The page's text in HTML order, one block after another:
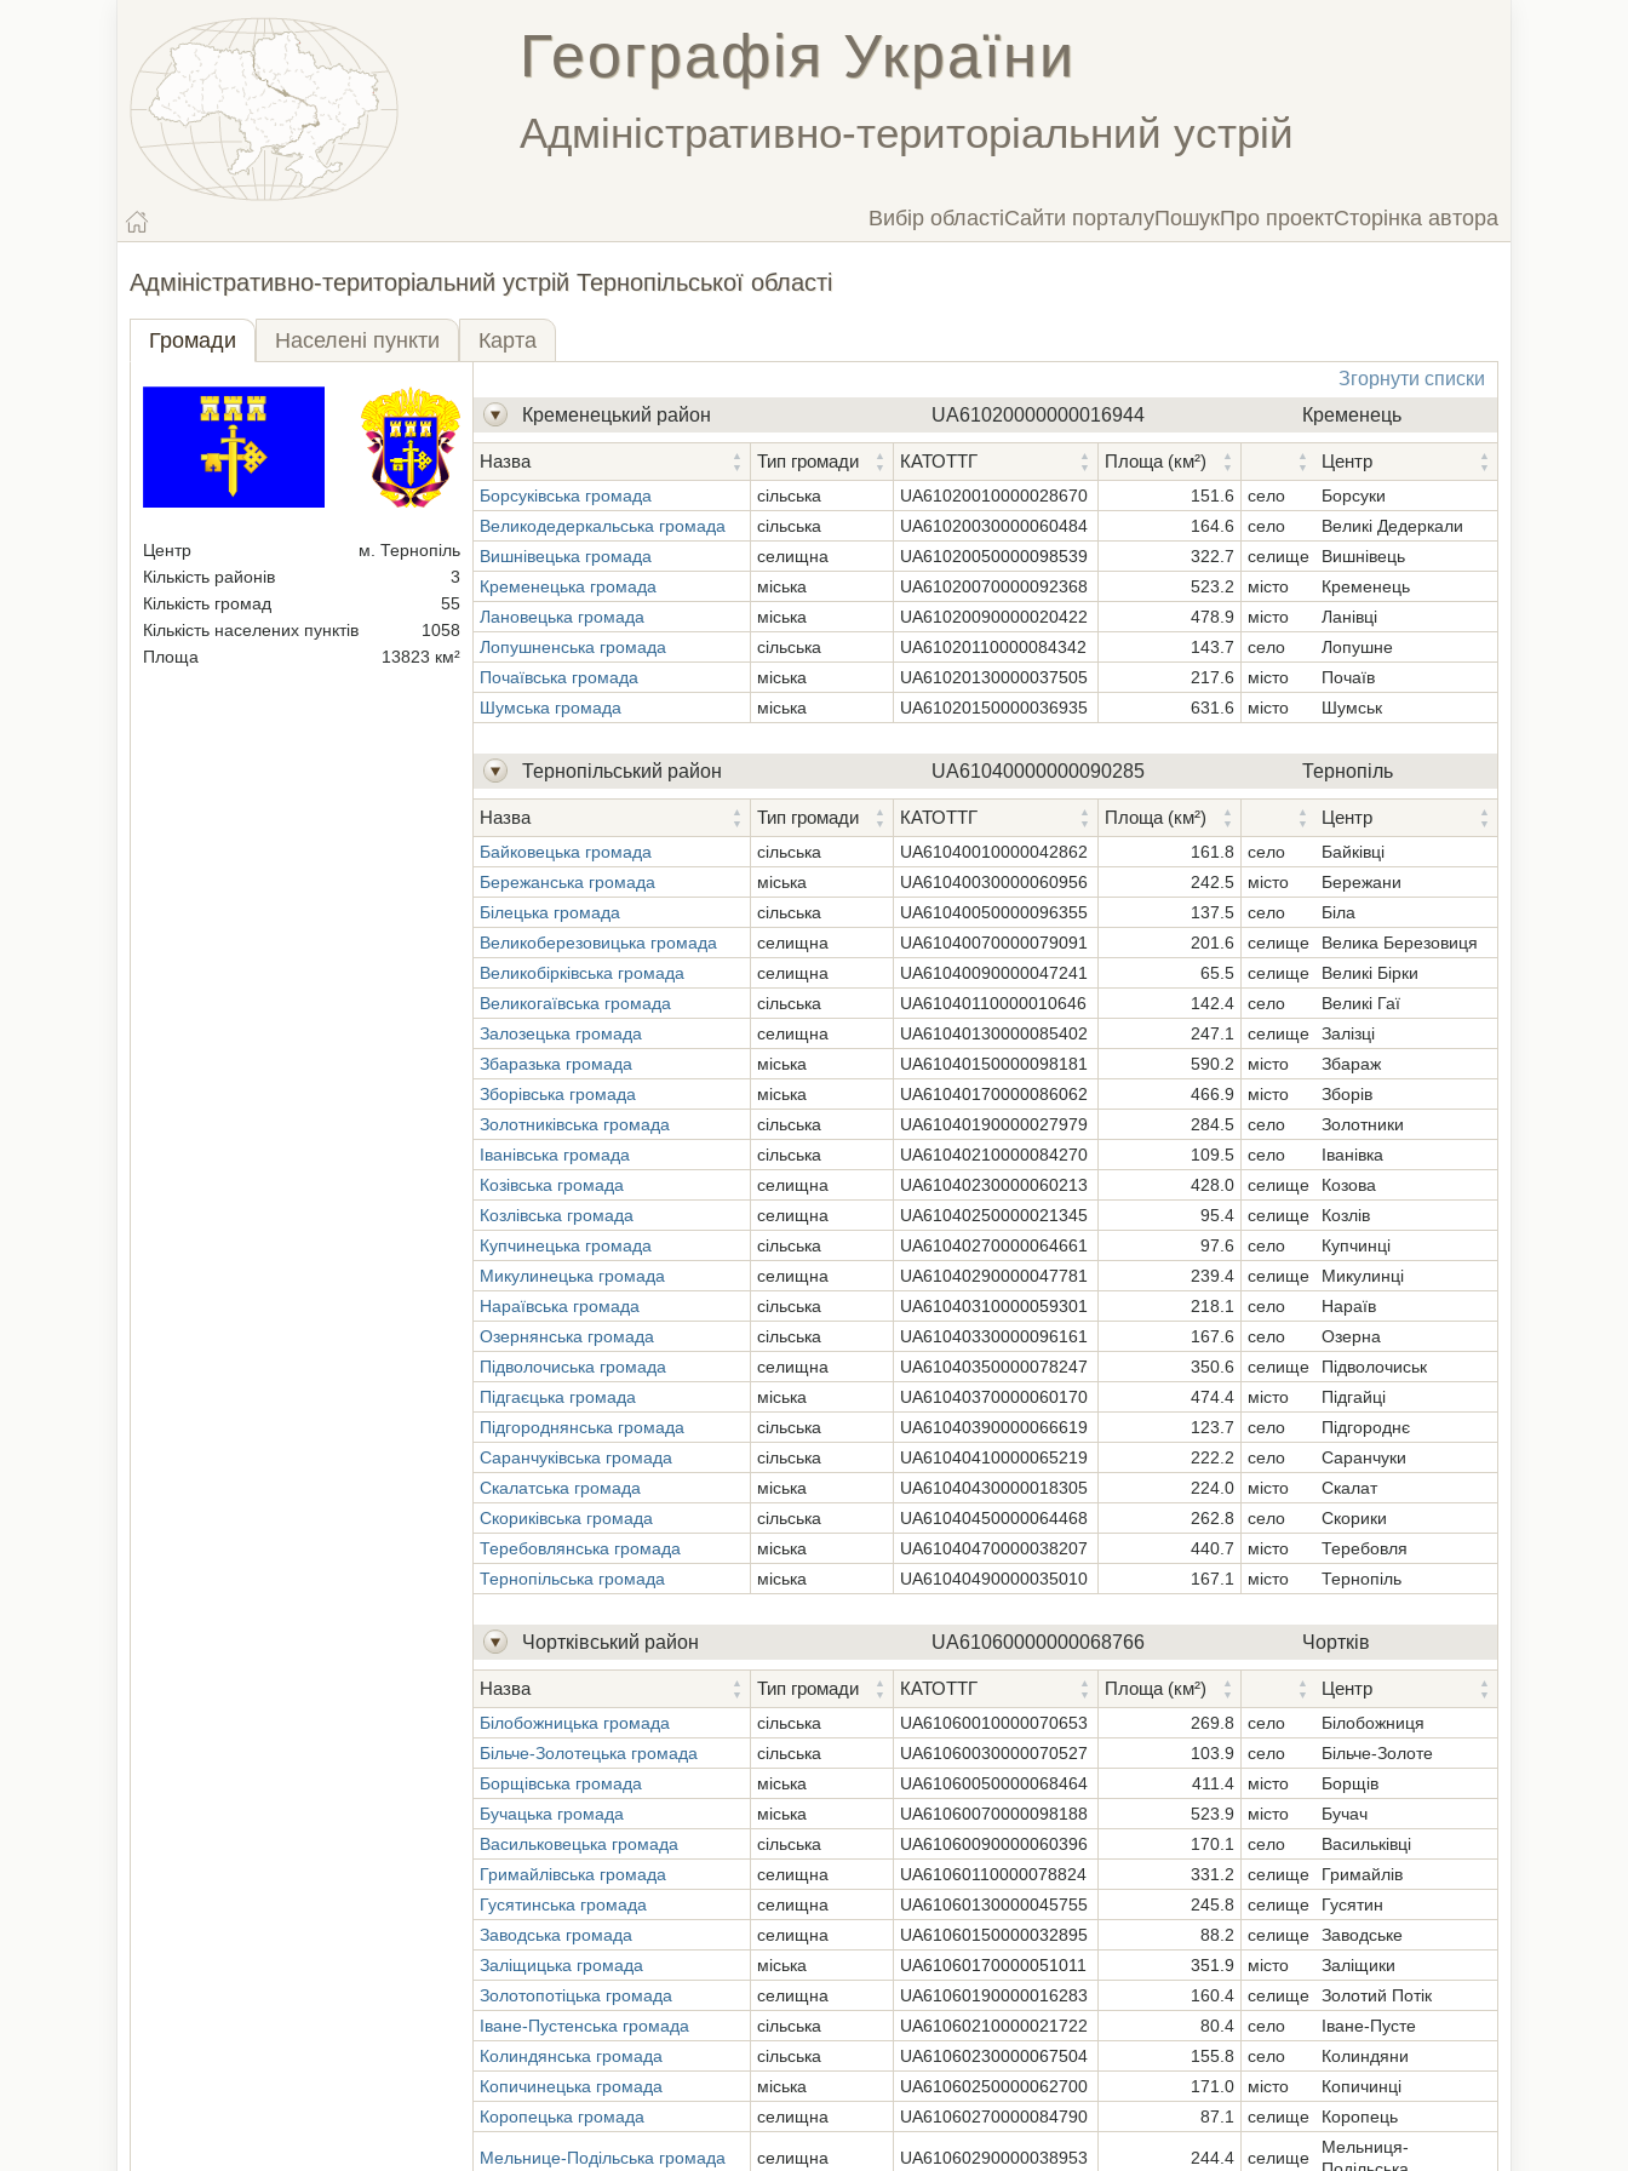
Географія України
Адміністративно-територіальний устрій
Вибір областіСайти порталуПошукПро проектСторінка автора
Адміністративно-територіальний устрій Тернопільської області
Громади Населені пункти Карта
Центр
м. Тернопіль
Кількість районів
3
Кількість громад
55
Кількість населених пунктів
1058
Площа
13823 км²
Згорнути списки
Кременецький район
UA61020000000016944 Кременець
Назва Тип громади КАТОТТГ Площа (км²) Центр
Борсуківська громада сільська UA61020010000028670 151.6 село
Борсуки
Великодедеркальська громада
сільська UA61020030000060484 164.6 село
Великі Дедеркали
Вишнівецька громада
селищна UA61020050000098539 322.7 селище
Вишнівець
Кременецька громада
міська UA61020070000092368 523.2 місто
Кременець
Лановецька громада
міська UA61020090000020422 478.9 місто
Ланівці
Лопушненська громада
сільська UA61020110000084342 143.7 село
Лопушне
Почаївська громада
міська UA61020130000037505 217.6 місто
Почаїв
Шумська громада
міська UA61020150000036935 631.6 місто Шумськ
Тернопільський район UA61040000000090285 Тернопіль
Назва Тип громади КАТОТТГ Площа (км²) Центр
Байковецька громада сільська UA61040010000042862 161.8 село
Байківці
Бережанська громада
міська UA61040030000060956 242.5 місто
Бережани
Білецька громада
сільська UA61040050000096355 137.5 село
Біла
Великоберезовицька громада
селищна UA61040070000079091 201.6 селище
Велика Березовиця
Великобірківська громада
селищна UA61040090000047241 65.5 селище
Великі Бірки
Великогаївська громада
сільська UA61040110000010646 142.4 село
Великі Гаї
Залозецька громада
селищна UA61040130000085402 247.1 селище
Залізці
Збаразька громада
міська UA61040150000098181 590.2 місто
Збараж
Зборівська громада
міська UA61040170000086062 466.9 місто
Зборів
Золотниківська громада
сільська UA61040190000027979 284.5 село
Золотники
Іванівська громада
сільська UA61040210000084270 109.5 село
Іванівка
Козівська громада
селищна UA61040230000060213 428.0 селище
Козова
Козлівська громада
селищна UA61040250000021345 95.4 селище
Козлів
Купчинецька громада
сільська UA61040270000064661 97.6 село
Купчинці
Микулинецька громада
селищна UA61040290000047781 239.4 селище
Микулинці
Нараївська громада
сільська UA61040310000059301 218.1 село
Нараїв
Озернянська громада
сільська UA61040330000096161 167.6 село
Озерна
Підволочиська громада
селищна UA61040350000078247 350.6 селище
Підволочиськ
Підгаєцька громада
міська UA61040370000060170 474.4 місто
Підгайці
Підгороднянська громада
сільська UA61040390000066619 123.7 село
Підгороднє
Саранчуківська громада
сільська UA61040410000065219 222.2 село
Саранчуки
Скалатська громада
міська UA61040430000018305 224.0 місто
Скалат
Скориківська громада
сільська UA61040450000064468 262.8 село
Скорики
Теребовлянська громада
міська UA61040470000038207 440.7 місто
Теребовля
Тернопільська громада
міська UA61040490000035010 167.1 місто Тернопіль
Чортківський район UA61060000000068766 Чортків
Назва Тип громади КАТОТТГ Площа (км²) Центр
Білобожницька громада сільська UA61060010000070653 269.8 село
Білобожниця
Більче-Золотецька громада
сільська UA61060030000070527 103.9 село
Більче-Золоте
Борщівська громада
міська UA61060050000068464 411.4 місто
Борщів
Бучацька громада
міська UA61060070000098188 523.9 місто
Бучач
Васильковецька громада
сільська UA61060090000060396 170.1 село
Васильківці
Гримайлівська громада
селищна UA61060110000078824 331.2 селище
Гримайлів
Гусятинська громада
селищна UA61060130000045755 245.8 селище
Гусятин
Заводська громада
селищна UA61060150000032895 88.2 селище
Заводське
Заліщицька громада
міська UA61060170000051011 351.9 місто
Заліщики
Золотопотіцька громада
селищна UA61060190000016283 160.4 селище
Золотий Потік
Іване-Пустенська громада
сільська UA61060210000021722 80.4 село
Іване-Пусте
Колиндянська громада
сільська UA61060230000067504 155.8 село
Колиндяни
Копичинецька громада
міська UA61060250000062700 171.0 місто
Копичинці
Коропецька громада
селищна UA61060270000084790 87.1 селище Коропець
Мельнице-Подільська громада селищна UA61060290000038953 244.4 селище
Мельниця-
Згорнути список
Завантаження...